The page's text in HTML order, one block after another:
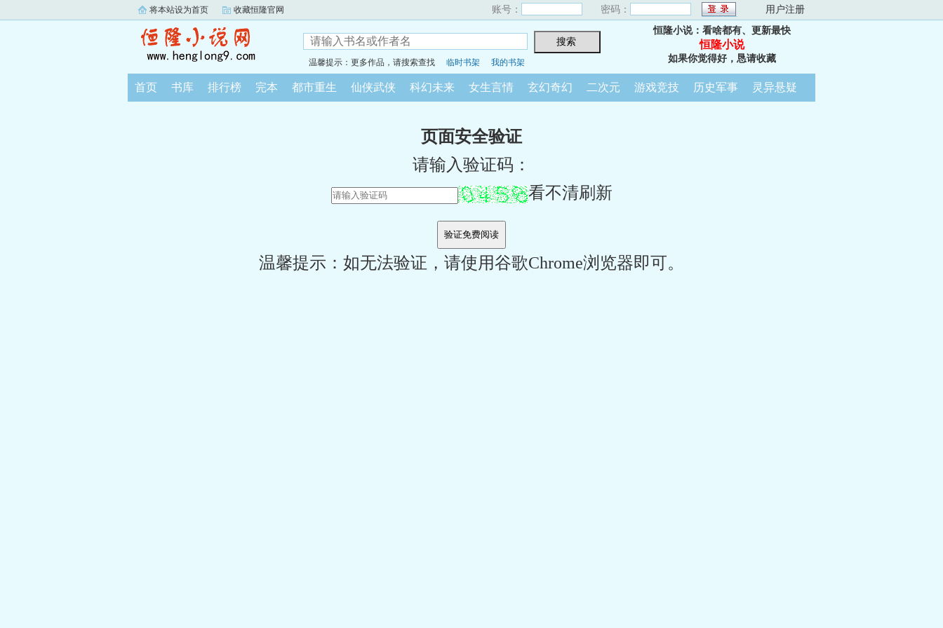
将本站设为首页 收藏恒隆官网 账号： 密码： 用户注册
温馨提示：更多作品，请搜索查找 临时书架 我的书架
恒隆小说：看啥都有、更新最快
恒隆小说
如果你觉得好，恳请收藏
首页 书库 排行榜 完本 都市重生 仙侠武侠 科幻未来 女生言情 玄幻奇幻 二次元 游戏竞技 历史军事 灵异悬疑
页面安全验证
请输入验证码：
看不清刷新
温馨提示：如无法验证，请使用谷歌Chrome浏览器即可。